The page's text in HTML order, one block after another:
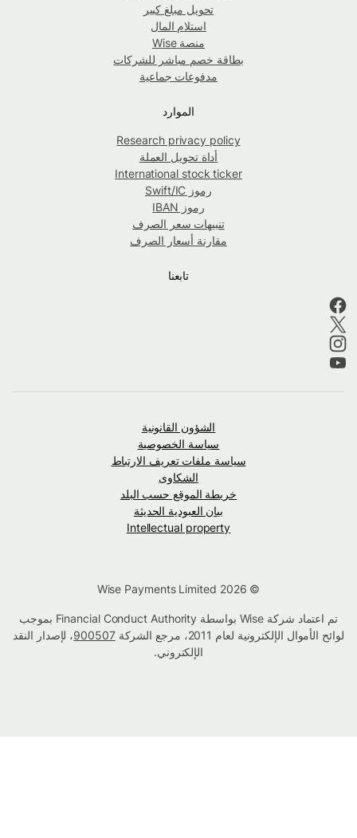
تحويل مبلغ كبير
استلام المال
منصة Wise
بطاقة خصم مباشر للشركات
مدفوعات جماعية
الموارد
Research privacy policy
أداة تحويل العملة
International stock ticker
رموز Swift/IC
رموز IBAN
تنبيهات سعر الصرف
مقارنة أسعار الصرف
تابعنا
الشؤون القانونية
سياسة الخصوصية
سياسة ملفات تعريف الارتباط
الشكاوى
خريطة الموقع حسب البلد
بيان العبودية الحديثة
Intellectual property
تم اعتماد شركة Wise بواسطة Financial Conduct Authority بموجب
لوائح الأموال الإلكترونية لعام 2011، مرجع الشركة
900507، لإصدار النقد
الإلكتروني.